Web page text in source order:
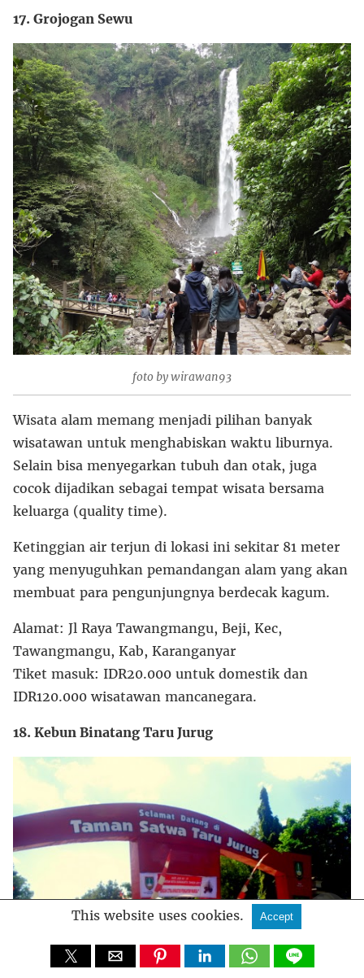
17. Grojogan Sewu
foto by wirawan93
Wisata alam memang menjadi pilihan banyak
wisatawan untuk menghabiskan waktu liburnya.
Selain bisa menyegarkan tubuh dan otak, juga
cocok dijadikan sebagai tempat wisata bersama
keluarga (quality time).
Ketinggian air terjun di lokasi ini sekitar 81 meter
yang menyuguhkan pemandangan alam yang akan
membuat para pengunjungnya berdecak kagum.
Alamat: Jl Raya Tawangmangu, Beji, Kec,
Tawangmangu, Kab, Karanganyar
Tiket masuk: IDR20.000 untuk domestik dan
IDR120.000 wisatawan mancanegara.
18. Kebun Binatang Taru Jurug
This website uses cookies. Accept